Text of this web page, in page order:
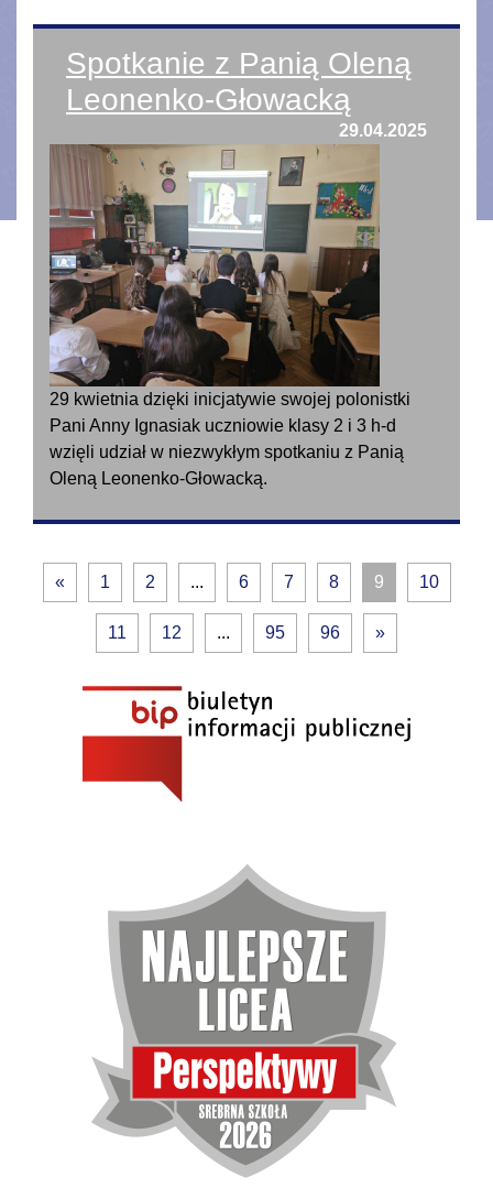
Spotkanie z Panią Oleną
Leonenko-Głowacką
29.04.2025
29 kwietnia dzięki inicjatywie swojej polonistki
Pani Anny Ignasiak uczniowie klasy 2 i 3 h-d
wzięli udział w niezwykłym spotkaniu z Panią
Oleną Leonenko-Głowacką.
« 1 2 ... 6 7 8 9 10
11 12 ... 95 96 »